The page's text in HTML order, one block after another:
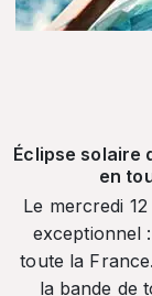
Éclipse solaire
en
Le mercredi
exceptionnel
toute la
la bande de